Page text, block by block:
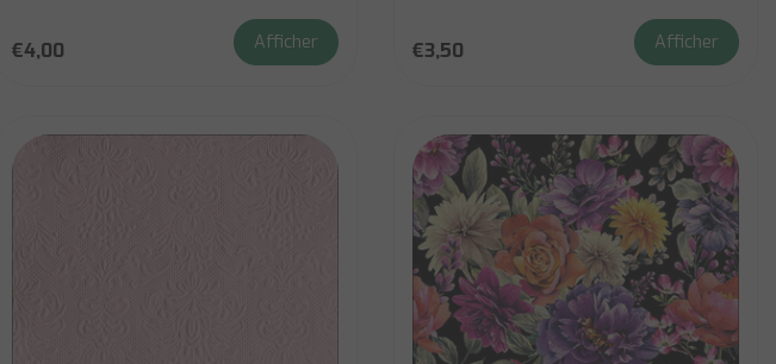
€4,00 Afficher €3,50 Afficher